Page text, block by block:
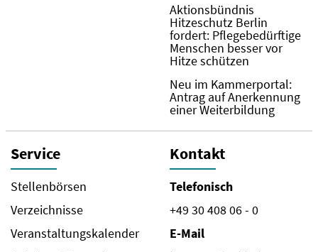
Aktionsbündnis
Hitzeschutz Berlin
fordert: Pflegebedürftige
Menschen besser vor
Hitze schützen
Neu im Kammerportal:
Antrag auf Anerkennung
einer Weiterbildung
Service
Stellenbörsen
Verzeichnisse
Veranstaltungskalender
Kontakt
Telefonisch
+49 30 408 06 - 0
E-Mail